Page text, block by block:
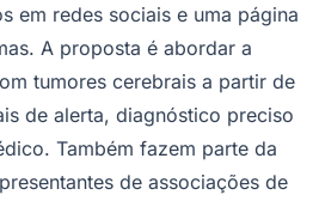
em redes sociais e uma página
A proposta é abordar a
tumores cerebrais a partir de
de alerta, diagnóstico preciso
Também fazem parte da
de associações de